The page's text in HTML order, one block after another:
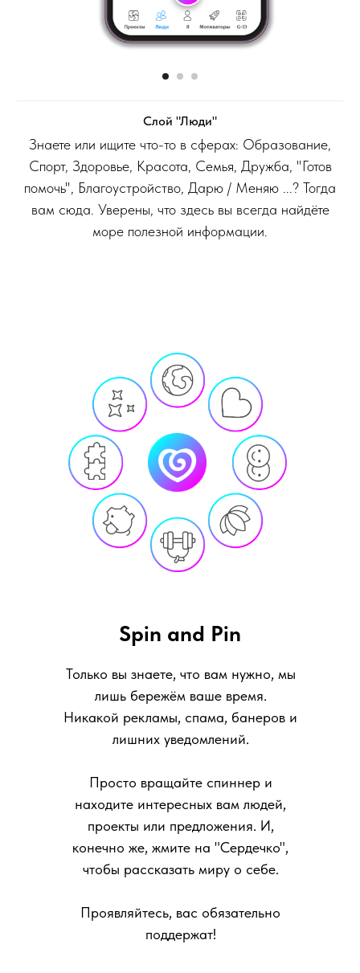
Слой "Люди"
Знаете или ищите что-то в сферах: Образование,
Спорт, Здоровье, Красота, Семья, Дружба, "Готов
помочь", Благоустройство, Дарю / Меняю ...? Тогда
вам сюда. Уверены, что здесь вы всегда найдёте
море полезной информации.
Только вы знаете, что вам нужно, мы
лишь бережём ваше время.
Никакой рекламы, спама, банеров и
лишних уведомлений.
Просто вращайте спиннер и
находите интересных вам людей,
проекты или предложения. И,
конечно же, жмите на "Сердечко",
чтобы рассказать миру о себе.
Проявляйтесь, вас обязательно
поддержат!
Spin and Pin